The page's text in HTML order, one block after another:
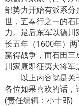
部势力开始有派系分
世，五奉行之一的石
力。最后东军以德
长五年（1600年）
赢得战争，而石田
川家康即征夷大将军
以上内容就是关于
各位如果喜欢的话，
(责任编辑：小十郎)